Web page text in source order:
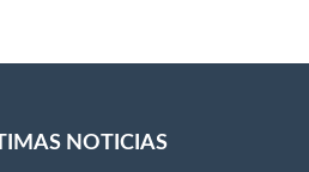
NOTICIAS